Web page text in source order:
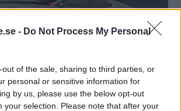
- Do Not Process My Personal
out of the sale, sharing to third parties, or
personal or sensitive information for
by us, please use the below opt-out
your selection. Please note that after your